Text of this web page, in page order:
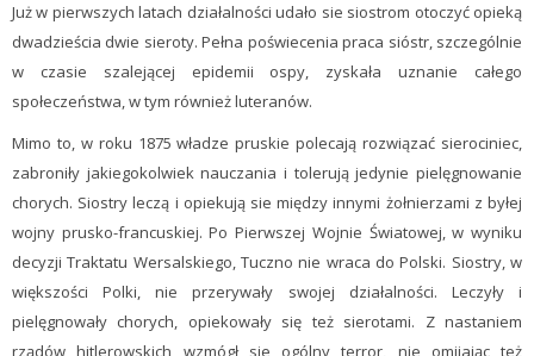
Już w pierwszych latach działalności udało sie siostrom otoczyć opieką
dwadzieścia dwie sieroty. Pełna poświecenia praca sióstr, szczególnie
w czasie szalejącej epidemii ospy, zyskała uznanie całego
społeczeństwa, w tym również luteranów.
Mimo to, w roku 1875 władze pruskie polecają rozwiązać sierociniec,
zabroniły jakiegokolwiek nauczania i tolerują jedynie pielęgnowanie
chorych. Siostry leczą i opiekują sie między innymi żołnierzami z byłej
wojny prusko-francuskiej. Po Pierwszej Wojnie Światowej, w wyniku
decyzji Traktatu Wersalskiego, Tuczno nie wraca do Polski. Siostry, w
większości Polki, nie przerywały swojej działalności. Leczyły i
pielęgnowały chorych, opiekowały się też sierotami. Z nastaniem
rządów hitlerowskich wzmógł sie ogólny terror, nie omijając też